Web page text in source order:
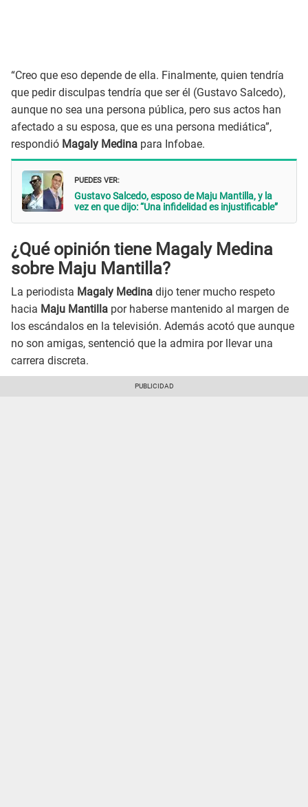
“Creo que eso depende de ella. Finalmente, quien tendría
que pedir disculpas tendría que ser él (Gustavo Salcedo),
aunque no sea una persona pública, pero sus actos han
afectado a su esposa, que es una persona mediática”,
respondió Magaly Medina para Infobae.
PUEDES VER:
Gustavo Salcedo, esposo de Maju Mantilla, y la
vez en que dijo: “Una infidelidad es injustificable”
¿Qué opinión tiene Magaly Medina
sobre Maju Mantilla?
La periodista Magaly Medina dijo tener mucho respeto
hacia Maju Mantilla por haberse mantenido al margen de
los escándalos en la televisión. Además acotó que aunque
no son amigas, sentenció que la admira por llevar una
carrera discreta.